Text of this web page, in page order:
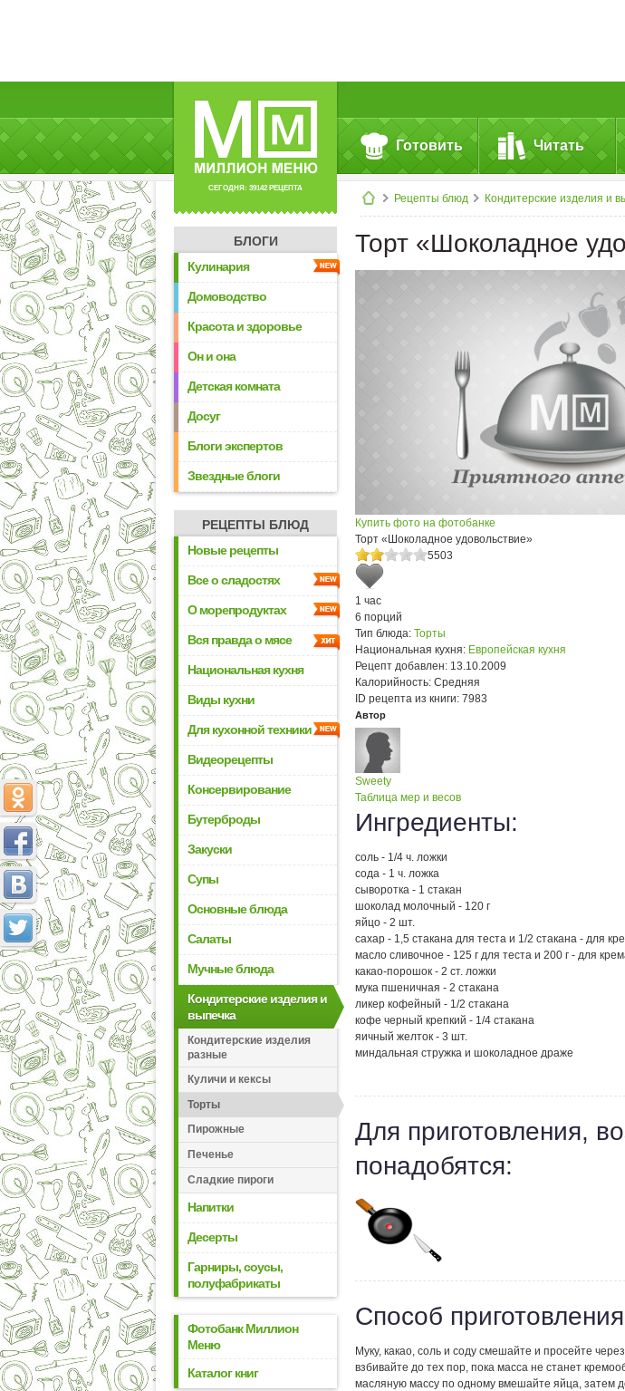
СЕГОДНЯ: 39142 РЕЦЕПТА
Готовить Читать
Рецепты блюд Кондитерские изделия и
БЛОГИ
Кулинария
Домоводство
Красота и здоровье
Он и она
Детская комната
Досуг
Блоги экспертов
Звездные блоги
РЕЦЕПТЫ БЛЮД
Новые рецепты
Все о сладостях
О морепродуктах
Вся правда о мясе
Национальная кухня
Виды кухни
Для кухонной техники
Видеорецепты
Консервирование
Бутерброды
Закуски
Супы
Основные блюда
Салаты
Мучные блюда
Кондитерские изделия и
выпечка
Кондитерские изделия
разные
Куличи и кексы
Торты
Пирожные
Печенье
Сладкие пироги
Напитки
Десерты
Гарниры, соусы,
полуфабрикаты
Фотобанк Миллион
Меню
Каталог книг
Торт «Шоколадное
Купить фото на фотобанке
Торт «Шоколадное удовольствие»
5503
1 час
6 порций
Тип блюда: Торты
Национальная кухня: Европейская кухня
Рецепт добавлен: 13.10.2009
Калорийность: Средняя
ID рецепта из книги: 7983
Автор
Sweety
Таблица мер и весов
Ингредиенты:
соль - 1/4 ч. ложки
сода - 1 ч. ложка
сыворотка - 1 стакан
шоколад молочный - 120 г
яйцо - 2 шт.
сахар - 1,5 стакана для теста и 1/2 стакана - для
масло сливочное - 125 г для теста и 200 г - для
какао-порошок - 2 ст. ложки
мука пшеничная - 2 стакана
ликер кофейный - 1/2 стакана
кофе черный крепкий - 1/4 стакана
яичный желток - 3 шт.
миндальная стружка и шоколадное драже
Для приготовления,
понадобятся:
Способ
Муку, какао, соль и соду смешайте и просейте
взбивайте до тех пор, пока масса не станет
масляную массу по одному вмешайте яйца, затем